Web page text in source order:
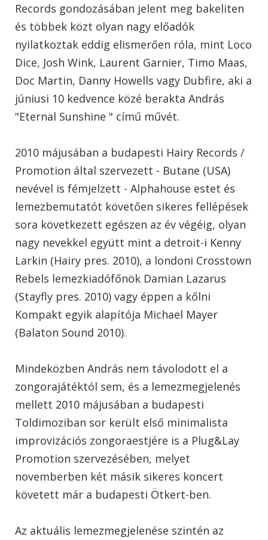
Records gondozásában jelent meg bakeliten
és többek közt olyan nagy előadók
nyilatkoztak eddig elismerően róla, mint Loco
Dice, Josh Wink, Laurent Garnier, Timo Maas,
Doc Martin, Danny Howells vagy Dubfire, aki a
júniusi 10 kedvence közé berakta András
"Eternal Sunshine " című művét.
2010 májusában a budapesti Hairy Records /
Promotion által szervezett - Butane (USA)
nevével is fémjelzett - Alphahouse estet és
lemezbemutatót követően sikeres fellépések
sora következett egészen az év végéig, olyan
nagy nevekkel együtt mint a detroit-i Kenny
Larkin (Hairy pres. 2010), a londoni Crosstown
Rebels lemezkiadófőnök Damian Lazarus
(Stayfly pres. 2010) vagy éppen a kőlni
Kompakt egyik alapítója Michael Mayer
(Balaton Sound 2010).
Mindeközben András nem távolodott el a
zongorajátéktól sem, és a lemezmegjelenés
mellett 2010 májusában a budapesti
Toldimoziban sor került első minimalista
improvizációs zongoraestjére is a Plug&Lay
Promotion szervezésében, melyet
novemberben két másik sikeres koncert
követett már a budapesti Ötkert-ben.
Az aktuális lemezmegjelenése szintén az